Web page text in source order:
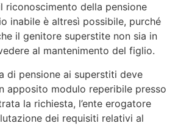
riconoscimento della pensione
inabile è altresì possibile, purché
il genitore superstite non sia in
al mantenimento del figlio.
di pensione ai superstiti deve
apposito modulo reperibile presso
la richiesta, l’ente erogatore
dei requisiti relativi al